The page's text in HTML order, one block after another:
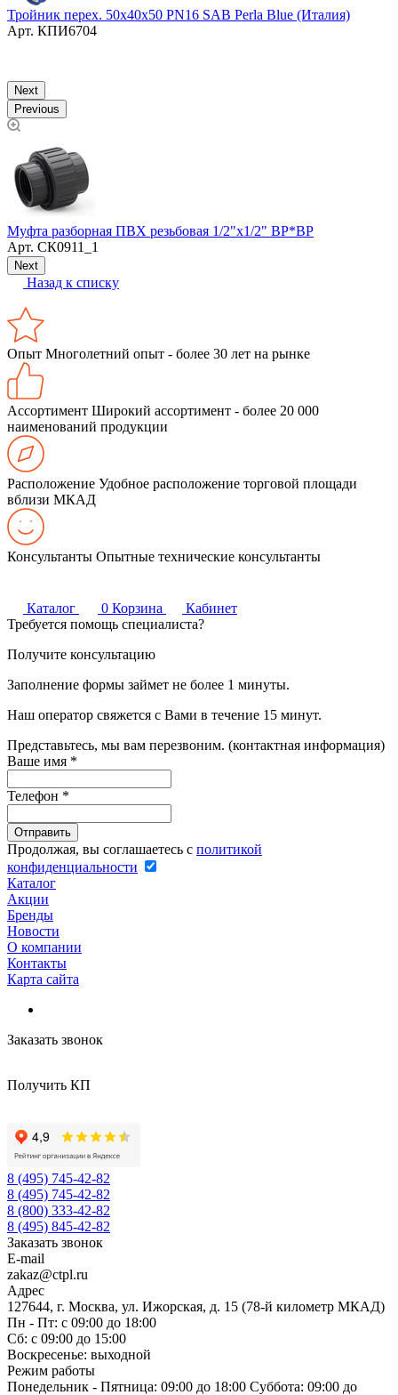
Тройник перех. 50х40х50 PN16 SAB Perla Blue (Италия)
Арт. КПИ6704
Next
Previous
Муфта разборная ПВХ резьбовая 1/2"х1/2" ВР*ВР
Арт. СК0911_1
Next
Назад к списку
Опыт Многолетний опыт - более 30 лет на рынке
Ассортимент Широкий ассортимент - более 20 000
наименований продукции
Расположение Удобное расположение торговой площади
вблизи МКАД
Консультанты Опытные технические консультанты
Каталог 0 Корзина
Кабинет
Требуется помощь специалиста?
Получите консультацию
Заполнение формы займет не более 1 минуты.
Наш оператор свяжется с Вами в течение 15 минут.
Представьтесь, мы вам перезвоним. (контактная информация)
Ваше имя *
Телефон *
Продолжая, вы соглашаетесь с политикой
конфиденциальности
Каталог
Акции
Бренды
Новости
О компании
Контакты
Карта сайта
Заказать звонок
Получить КП
8 (495) 745-42-82
8 (495) 745-42-82
8 (800) 333-42-82
8 (495) 845-42-82
Заказать звонок
E-mail
zakaz@ctpl.ru
Адрес
127644, г. Москва, ул. Ижорская, д. 15 (78-й километр МКАД)
Пн - Пт: с 09:00 до 18:00
Сб: с 09:00 до 15:00
Воскресенье: выходной
Режим работы
Понедельник - Пятница: 09:00 до 18:00 Суббота: 09:00 до